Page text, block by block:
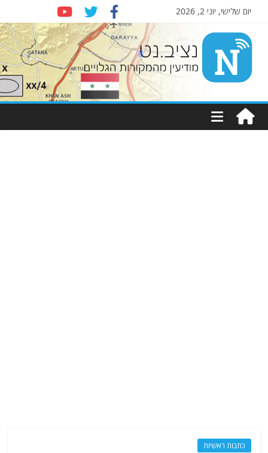
יום שלישי, יוני 2, 2026
Nziv.net
מודיעין
מהמקורות
כתבות ראשיות